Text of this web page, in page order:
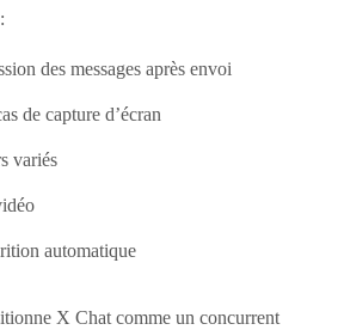
des messages après envoi
de capture d’écran
variés
automatique
X Chat comme un concurrent